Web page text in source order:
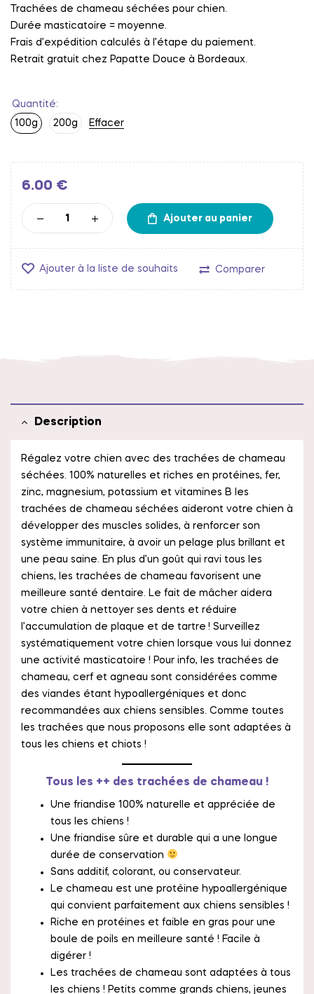
Trachées de chameau séchées pour chien.
Durée masticatoire = moyenne.
Frais d’expédition calculés à l’étape du paiement.
Retrait gratuit chez Papatte Douce à Bordeaux.
Quantité
100g
200g Effacer
6.00 €
Ajouter au panier
Ajouter à la liste de souhaits Comparer
Description
Régalez votre chien avec des trachées de chameau
séchées. 100% naturelles et riches en protéines, fer,
zinc, magnesium, potassium et vitamines B les
trachées de chameau séchées aideront votre chien à
développer des muscles solides, à renforcer son
système immunitaire, à avoir un pelage plus brillant et
une peau saine. En plus d’un goût qui ravi tous les
chiens, les trachées de chameau favorisent une
meilleure santé dentaire. Le fait de mâcher aidera
votre chien à nettoyer ses dents et réduire
l’accumulation de plaque et de tartre ! Surveillez
systématiquement votre chien lorsque vous lui donnez
une activité masticatoire ! Pour info, les trachées de
chameau, cerf et agneau sont considérées comme
des viandes étant hypoallergéniques et donc
recommandées aux chiens sensibles. Comme toutes
les trachées que nous proposons elle sont adaptées à
tous les chiens et chiots !
Tous les ++ des trachées de chameau !
Une friandise 100% naturelle et appréciée de
tous les chiens !
Une friandise sûre et durable qui a une longue
durée de conservation
Sans additif, colorant, ou conservateur.
Le chameau est une protéine hypoallergénique
qui convient parfaitement aux chiens sensibles !
Riche en protéines et faible en gras pour une
boule de poils en meilleure santé ! Facile à
digérer !
Les trachées de chameau sont adaptées à tous
les chiens ! Petits comme grands chiens, jeunes